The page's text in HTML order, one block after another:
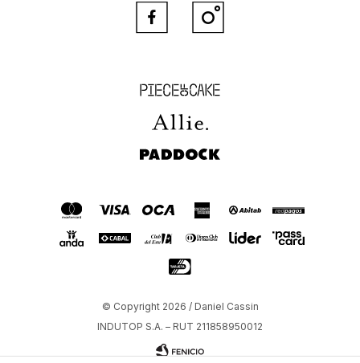
Piece of Cake
Allie
Paddock
 
© Copyright 2026 / Daniel Cassin
INDUTOP S.A. – RUT 211858950012